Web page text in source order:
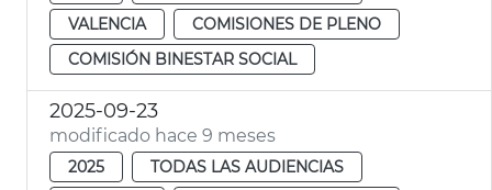
VALENCIA
COMISIONES DE PLENO
COMISIÓN BINESTAR SOCIAL
2025-09-23
modificado hace 9 meses
2025
TODAS LAS AUDIENCIAS